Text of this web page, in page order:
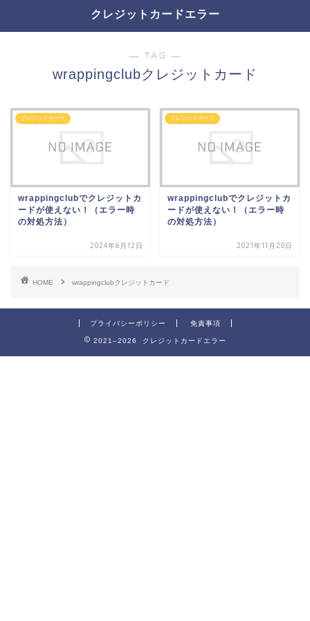
クレジットカードエラー
― TAG ―
wrappingclubクレジットカード
クレジットカード
wrappingclubでクレジットカ
ードが使えない！（エラー時
の対処方法）
2024年6月12日
クレジットカード
wrappingclubでクレジットカ
ードが使えない！（エラー時
の対処方法）
2021年11月20日
HOME wrappingclubクレジットカード
プライバシーポリシー 免責事項
2021–2026 クレジットカードエラー